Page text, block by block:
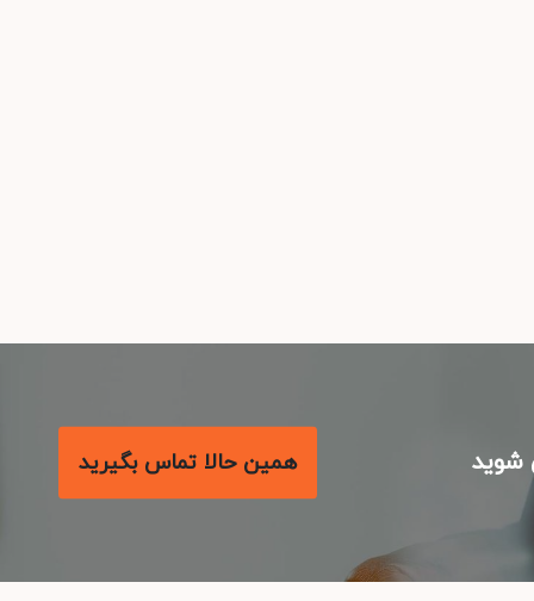
همین حالا تماس بگیرید